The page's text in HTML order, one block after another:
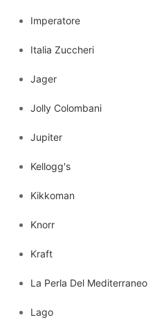
Imperatore
Italia Zuccheri
Jager
Jolly Colombani
Jupiter
Kellogg's
Kikkoman
Knorr
Kraft
La Perla Del Mediterraneo
Lago